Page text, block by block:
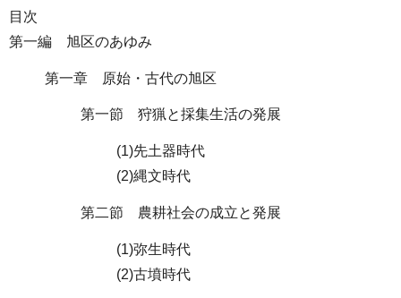
目次
第一編 旭区のあゆみ
第一章 原始・古代の旭区
第一節 狩猟と採集生活の発展
(1)先土器時代
(2)縄文時代
第二節 農耕社会の成立と発展
(1)弥生時代
(2)古墳時代